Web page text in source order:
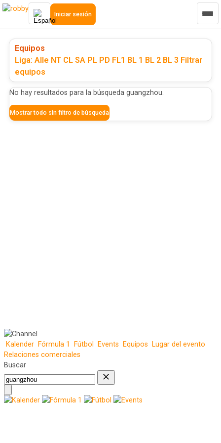
Iniciar sesión
Equipos
Liga: Alle NT CL SA PL PD FL1 BL 1 BL 2 BL 3 Filtrar
equipos
No hay resultados para la búsqueda guangzhou.
Mostrar todo sin filtro de búsqueda
Kalender Fórmula 1 Fútbol Events Equipos
Lugar del evento
Relaciones comerciales
Buscar